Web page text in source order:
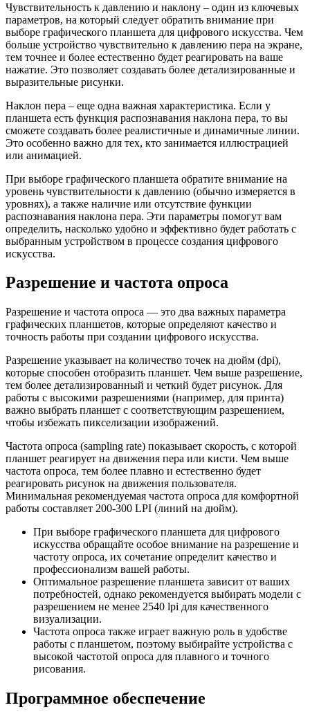
Чувствительность к давлению и наклону – один из ключевых
параметров, на который следует обратить внимание при
выборе графического планшета для цифрового искусства. Чем
больше устройство чувствительно к давлению пера на экране,
тем точнее и более естественно будет реагировать на ваше
нажатие. Это позволяет создавать более детализированные и
выразительные рисунки.
Наклон пера – еще одна важная характеристика. Если у
планшета есть функция распознавания наклона пера, то вы
сможете создавать более реалистичные и динамичные линии.
Это особенно важно для тех, кто занимается иллюстрацией
или анимацией.
При выборе графического планшета обратите внимание на
уровень чувствительности к давлению (обычно измеряется в
уровнях), а также наличие или отсутствие функции
распознавания наклона пера. Эти параметры помогут вам
определить, насколько удобно и эффективно будет работать с
выбранным устройством в процессе создания цифрового
искусства.
Разрешение и частота опроса
Разрешение и частота опроса — это два важных параметра
графических планшетов, которые определяют качество и
точность работы при создании цифрового искусства.
Разрешение указывает на количество точек на дюйм (dpi),
которые способен отобразить планшет. Чем выше разрешение,
тем более детализированный и четкий будет рисунок. Для
работы с высокими разрешениями (например, для принта)
важно выбрать планшет с соответствующим разрешением,
чтобы избежать пикселизации изображений.
Частота опроса (sampling rate) показывает скорость, с которой
планшет реагирует на движения пера или кисти. Чем выше
частота опроса, тем более плавно и естественно будет
реагировать рисунок на движения пользователя.
Минимальная рекомендуемая частота опроса для комфортной
работы составляет 200-300 LPI (линий на дюйм).
При выборе графического планшета для цифрового
искусства обращайте особое внимание на разрешение и
частоту опроса, их сочетание определит качество и
профессионализм вашей работы.
Оптимальное разрешение планшета зависит от ваших
потребностей, однако рекомендуется выбирать модели с
разрешением не менее 2540 lpi для качественного
визуализации.
Частота опроса также играет важную роль в удобстве
работы с планшетом, поэтому выбирайте устройства с
высокой частотой опроса для плавного и точного
рисования.
Программное обеспечение